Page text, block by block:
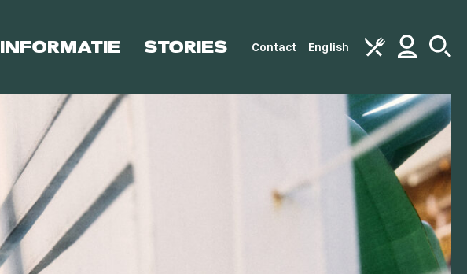
INFORMATIE STORIES Contact English